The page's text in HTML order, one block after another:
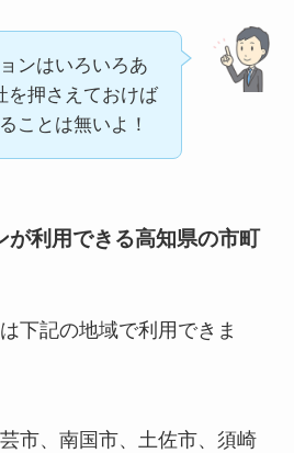
ンはいろいろあ
を押さえておけば
ことは無いよ！
が利用できる高知県の市町
下記の地域で利用できま
市、南国市、土佐市、須崎